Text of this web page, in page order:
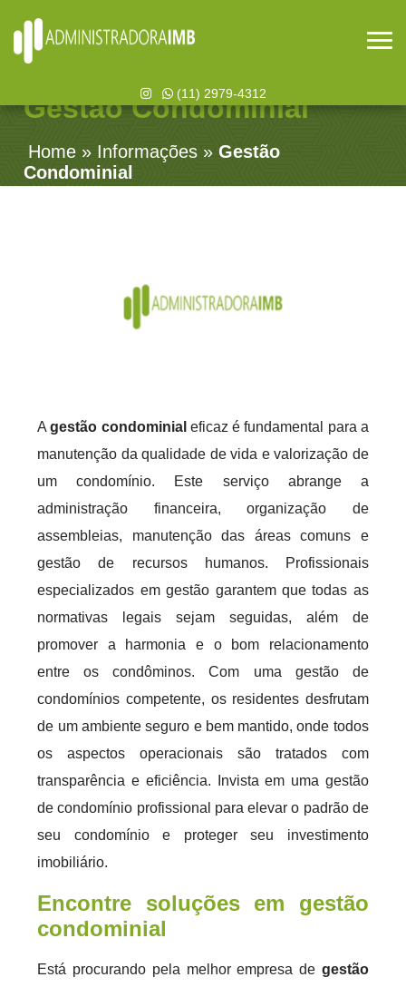
(11) 2979-4312
Gestão Condominial
Home » Informações »Gestão
Condominial
Agestão condominial eficaz é fundamental para a
manutenção da qualidade de vida e valorização de
um condomínio. Este serviço abrange a
administração financeira, organização de
assembleias, manutenção das áreas comuns e
gestão de recursos humanos. Profissionais
especializados em gestão garantem que todas as
normativas legais sejam seguidas, além de
promover a harmonia e o bom relacionamento
entre os condôminos. Com uma gestão de
condomínios competente, os residentes desfrutam
de um ambiente seguro e bem mantido, onde todos
os aspectos operacionais são tratados com
transparência e eficiência. Invista em uma gestão
de condomínio profissional para elevar o padrão de
seu condomínio e proteger seu investimento
imobiliário.
Encontre soluções em gestão
condominial
Está procurando pela melhor empresa de gestão